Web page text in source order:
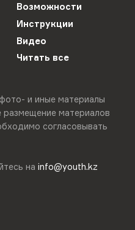
Возможности
Инструкции
Видео
Читать все
и иные материалы
материалов
согласовывать
на info@youth.kz